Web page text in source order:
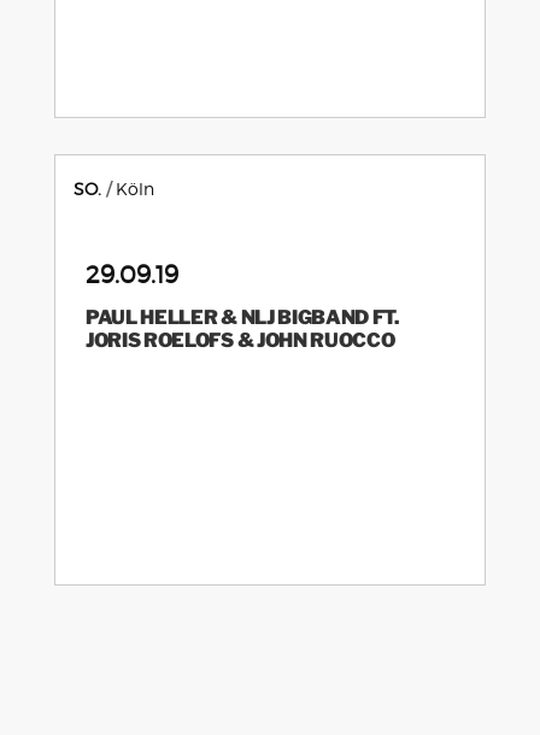
SO. Köln
29.09.19
PAUL HELLER & NLJ BIGBAND FT.
JORIS ROELOFS & JOHN RUOCCO